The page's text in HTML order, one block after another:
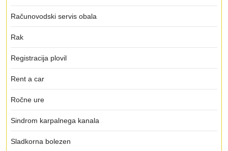
Računovodski servis obala
Rak
Registracija plovil
Rent a car
Ročne ure
Sindrom karpalnega kanala
Sladkorna bolezen